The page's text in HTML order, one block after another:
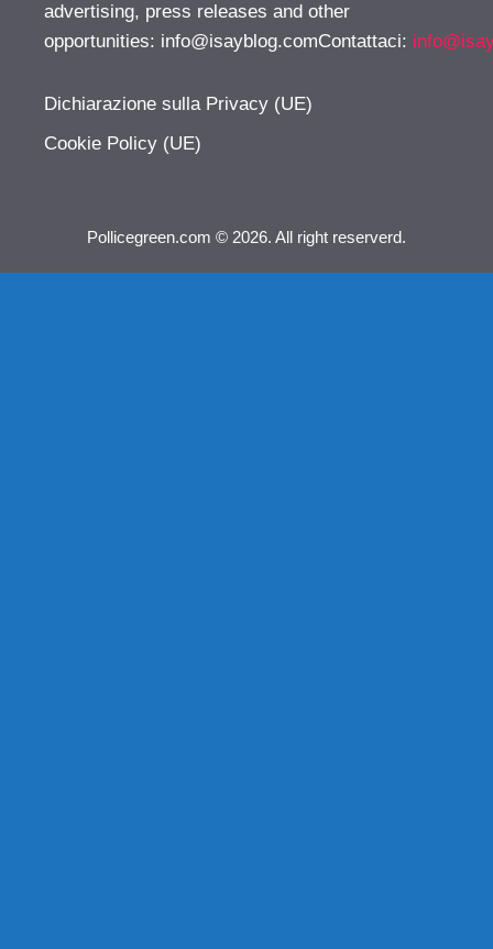
advertising, press releases and other
opportunities: info@isayblog.comContattaci:
Dichiarazione sulla Privacy (UE)
Cookie Policy (UE)
Pollicegreen.com © 2026. All right reserverd.